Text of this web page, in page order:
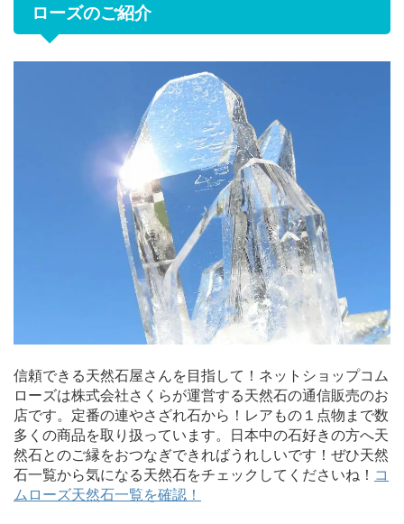
ローズのご紹介
信頼できる天然石屋さんを目指して！ネットショップコム
ローズは株式会社さくらが運営する天然石の通信販売のお
店です。定番の連やさざれ石から！レアもの１点物まで数
多くの商品を取り扱っています。日本中の石好きの方へ天
然石とのご縁をおつなぎできればうれしいです！ぜひ天然
石一覧から気になる天然石をチェックしてくださいね！ コ
ムローズ天然石一覧を確認！